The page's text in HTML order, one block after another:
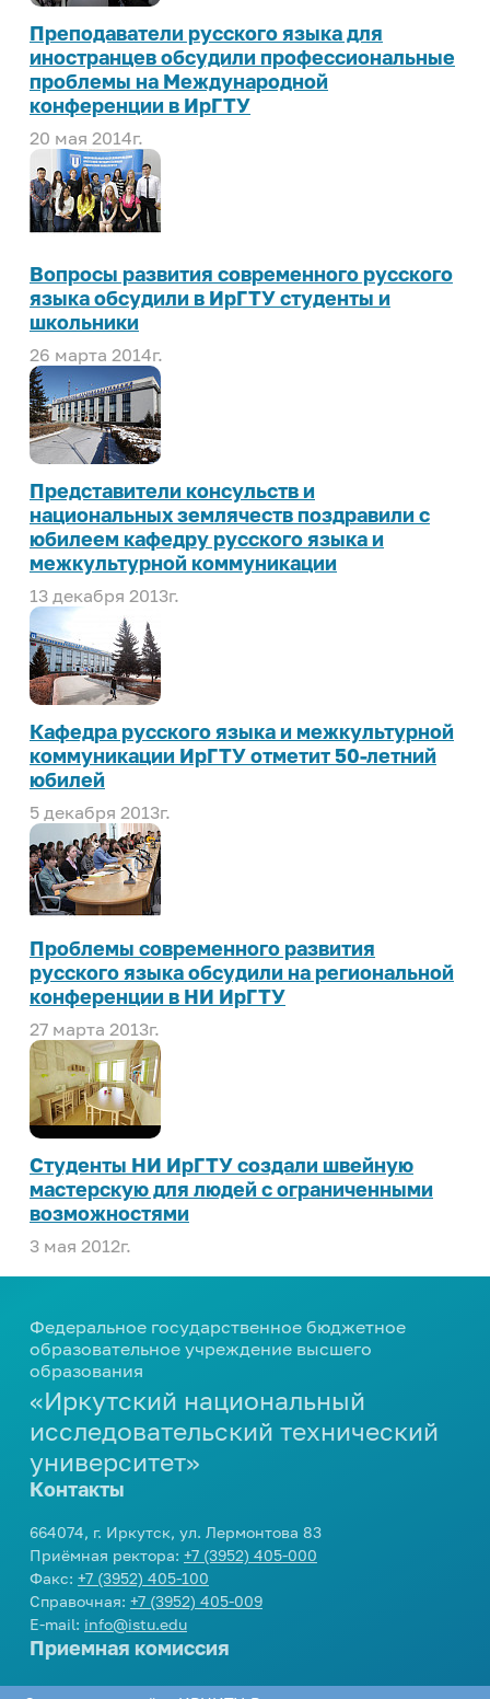
Преподаватели русского языка для
иностранцев обсудили профессиональные
проблемы на Международной
конференции в ИрГТУ
20 мая 2014г.
Вопросы развития современного русского
языка обсудили в ИрГТУ студенты и
школьники
26 марта 2014г.
Представители консульств и
национальных землячеств поздравили с
юбилеем кафедру русского языка и
межкультурной коммуникации
13 декабря 2013г.
Кафедра русского языка и межкультурной
коммуникации ИрГТУ отметит 50-летний
юбилей
5 декабря 2013г.
Проблемы современного развития
русского языка обсудили на региональной
конференции в НИ ИрГТУ
27 марта 2013г.
Студенты НИ ИрГТУ создали швейную
мастерскую для людей с ограниченными
возможностями
3 мая 2012г.
Федеральное государственное бюджетное
образовательное учреждение высшего
образования
«Иркутский национальный
исследовательский технический
университет»
Контакты
664074, г. Иркутск, ул. Лермонтова 83
Приёмная ректора: +7 (3952) 405-000
Факс: +7 (3952) 405-100
Справочная: +7 (3952) 405-009
E-mail: info@istu.edu
Приемная комиссия
Телефон:+7 (3952) 405-405,8 800 1005405